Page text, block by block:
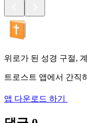
위로가 된 성경 구절,
트로스트 앱에서 간직
앱 다운로드 하기